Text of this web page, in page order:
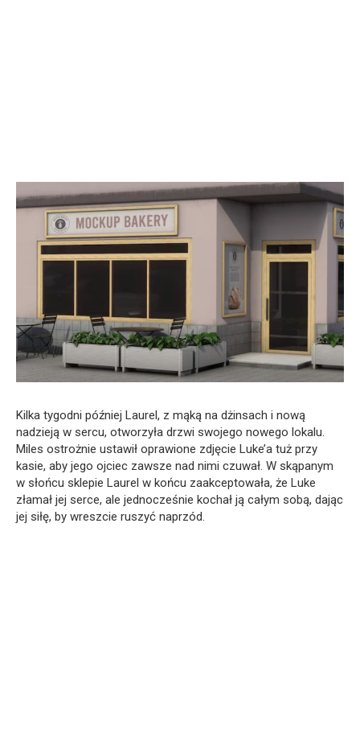
Kilka tygodni później Laurel, z mąką na dżinsach i nową
nadzieją w sercu, otworzyła drzwi swojego nowego lokalu.
Miles ostrożnie ustawił oprawione zdjęcie Luke’a tuż przy
kasie, aby jego ojciec zawsze nad nimi czuwał. W skąpanym
w słońcu sklepie Laurel w końcu zaakceptowała, że Luke
złamał jej serce, ale jednocześnie kochał ją całym sobą, dając
jej siłę, by wreszcie ruszyć naprzód.